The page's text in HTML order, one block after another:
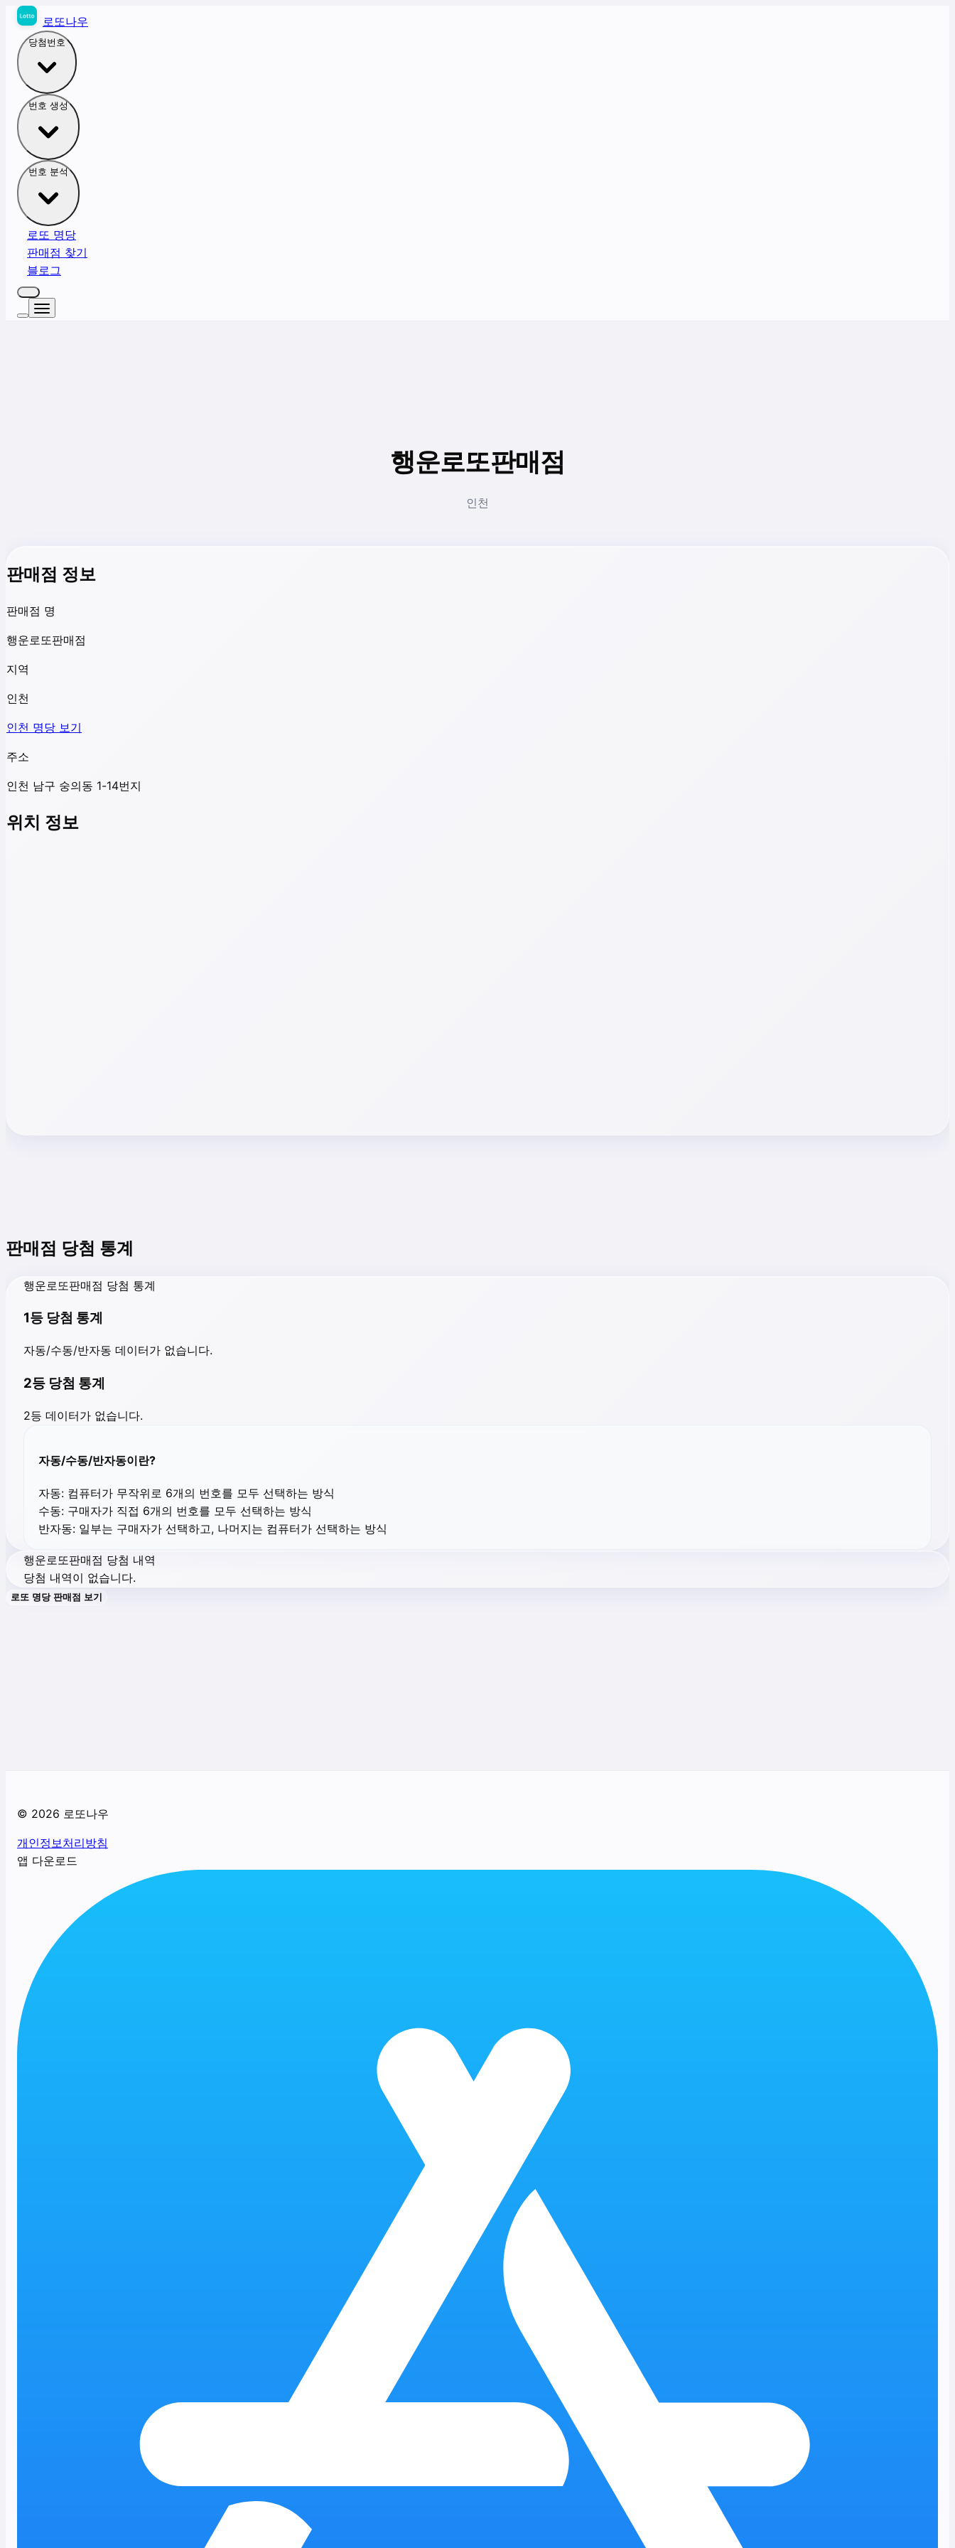
로또나우
당첨번호
번호 생성
번호 분석
로또 명당
판매점 찾기
블로그
행운로또판매점
인천
판매점 정보
판매점 명
행운로또판매점
지역
인천
인천 명당 보기
주소
인천 남구 숭의동 1-14번지
위치 정보
판매점 당첨 통계
행운로또판매점 당첨 통계
1등 당첨 통계
자동/수동/반자동 데이터가 없습니다.
2등 당첨 통계
2등 데이터가 없습니다.
자동/수동/반자동이란?
자동: 컴퓨터가 무작위로 6개의 번호를 모두 선택하는 방식
수동: 구매자가 직접 6개의 번호를 모두 선택하는 방식
반자동: 일부는 구매자가 선택하고, 나머지는 컴퓨터가 선택하는 방식
행운로또판매점 당첨 내역
당첨 내역이 없습니다.
로또 명당 판매점 보기
© 2026 로또나우
개인정보처리방침
앱 다운로드